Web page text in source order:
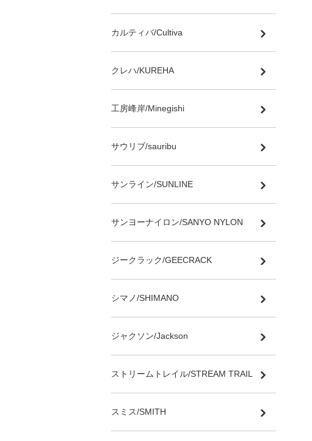
カルティバ/Cultiva
クレハ/KUREHA
工房峰岸/Minegishi
サウリブ/sauribu
サンライン/SUNLINE
サンヨーナイロン/SANYO NYLON
ジークラック/GEECRACK
シマノ/SHIMANO
ジャクソン/Jackson
ストリームトレイル/STREAM TRAIL
スミス/SMITH